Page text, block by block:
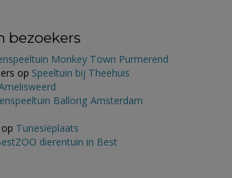
bezoekers
Monkey Town Purmerend
op Speeltuin bij Theehuis
Ballorig Amsterdam
op Tunesiëplaats
dierentuin in Best